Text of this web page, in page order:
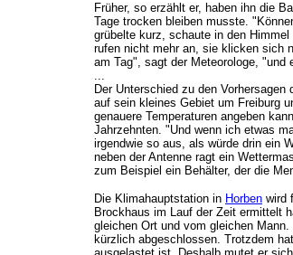
Früher, so erzählt er, haben ihn die
Tage trocken bleiben musste.
grübelte kurz, schaute in den
rufen nicht mehr an, sie klicken sich
am Tag", sagt der Meteorologe, "und
...
Der Unterschied zu den
auf sein kleines Gebiet um Freiburg
genauere Temperaturen angeben
Jahrzehnten. "Und wenn ich etwas
irgendwie so aus, als würde drin ein
neben der Antenne ragt ein
zum Beispiel ein Behälter, der die
Die Klimahauptstation in Horben wird
Brockhaus im Lauf der Zeit ermittelt
gleichen Ort und vom gleichen
kürzlich abgeschlossen. Trotzdem